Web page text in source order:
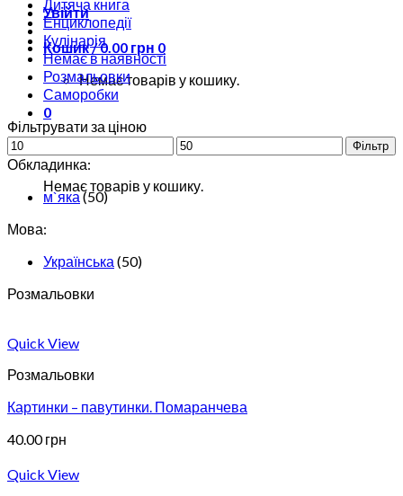
Увійти
Кошик /0.00 грн 0
Немає товарів у кошику.
0
Немає товарів у кошику.
Дитяча книга
Енциклопедії
Кулінарія
Немає в наявності
Розмальовки
Саморобки
Фільтрувати за ціною
Фільтр
Обкладинка:
м`яка(50)
Мова:
Українська (50)
Розмальовки
Quick View
Розмальовки
Картинки – павутинки. Помаранчева
40.00грн
Quick View